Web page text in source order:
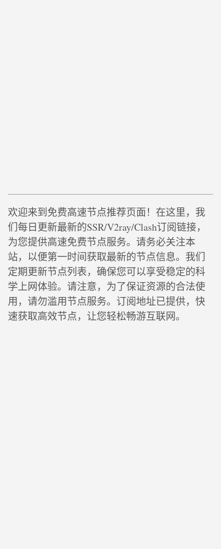
欢迎来到免费高速节点推荐页面！在这里，我
们每日更新最新的SSR/V2ray/Clash订阅链接，
为您提供高速免费节点服务。请务必关注本
站，以便第一时间获取最新的节点信息。我们
定期更新节点列表，确保您可以享受稳定的科
学上网体验。请注意，为了保证资源的合法使
用，请勿滥用节点服务。订阅地址已提供，快
速获取高效节点，让您轻松畅游互联网。